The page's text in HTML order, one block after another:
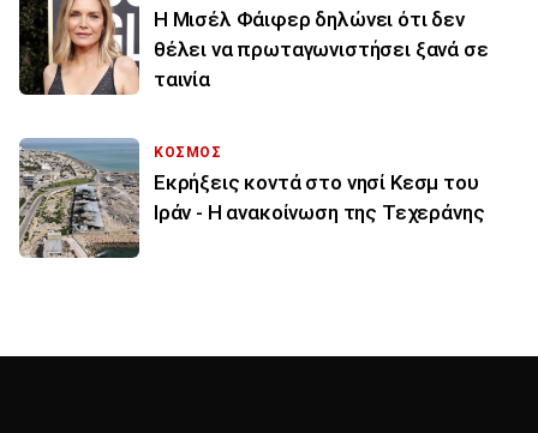
Η Μισέλ Φάιφερ δηλώνει ότι δεν
θέλει να πρωταγωνιστήσει ξανά σε
ταινία
ΚΟΣΜΟΣ
Εκρήξεις κοντά στο νησί Κεσμ του
Ιράν - Η ανακοίνωση της Τεχεράνης